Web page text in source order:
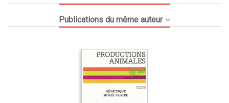
Publications du même auteur